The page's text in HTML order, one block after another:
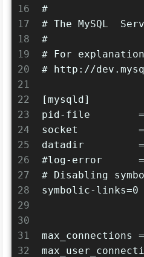
16
17
18
19
20
21
22
23
24
25
26
27
28
29
30
31
32
#
# The MySQL
#
# For
# http://
[mysqld]
# Disabling
symbolic-links=0
max_connections